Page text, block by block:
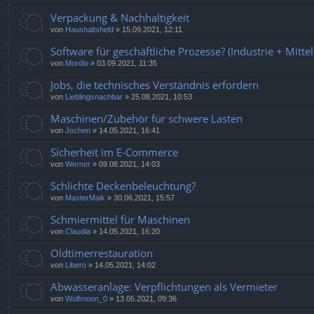
Verpackung & Nachhaltigkeit
von Haushaltsheld » 15.09.2021, 12:11
Software für geschäftliche Prozesse? (Industrie +
von Mordio » 03.09.2021, 11:35
Jobs, die technisches Verständnis erfordern
von Lieblingsnachbar » 25.08.2021, 10:53
Maschinen/Zubehör für schwere Lasten
von Jochen » 14.05.2021, 16:41
Sicherheit im E-Commerce
von Werner » 09.08.2021, 14:03
Schlichte Deckenbeleuchtung?
von MasterMaik » 30.06.2021, 15:57
Schmiermittel für Maschinen
von Claudia » 14.05.2021, 16:20
Oldtimerrestauration
von Libero » 14.05.2021, 14:02
Abwasseranlage: Verpflichtungen als Vermieter
von Wolfmoon_0 » 13.05.2021, 09:36